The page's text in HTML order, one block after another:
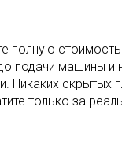
полную
подачи машины и
Никаких скрытых
только за